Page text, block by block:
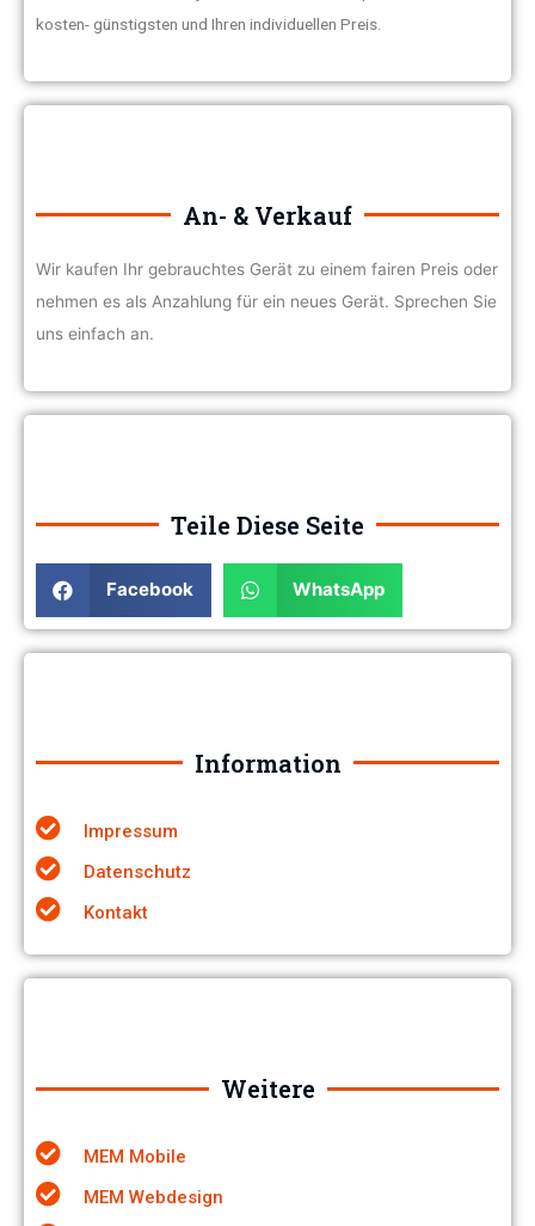
kosten- günstigsten und Ihren individuellen Preis.
An- & Verkauf
Wir kaufen Ihr gebrauchtes Gerät zu einem fairen Preis oder
nehmen es als Anzahlung für ein neues Gerät. Sprechen Sie
uns einfach an.
Teile Diese Seite
Facebook WhatsApp
Information
Impressum
Datenschutz
Kontakt
Weitere
MEM Mobile
MEM Webdesign